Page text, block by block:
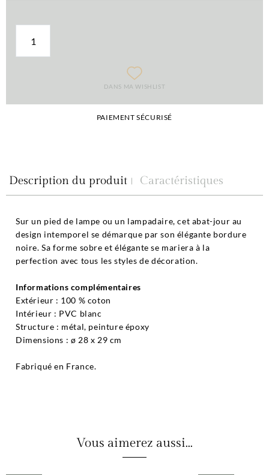
DANS MA WISHLIST
PAIEMENT SÉCURISÉ
Description du produit Caractéristiques
Sur un pied de lampe ou un lampadaire, cet abat-jour au
design intemporel se démarque par son élégante bordure
noire. Sa forme sobre et élégante se mariera à la
perfection avec tous les styles de décoration.
Informations complémentaires
Extérieur : 100 % coton
Intérieur : PVC blanc
Structure : métal, peinture époxy
Dimensions : ø 28 x 29 cm
Fabriqué en France.
Vous aimerez aussi...